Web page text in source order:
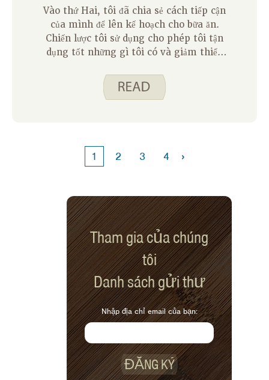
Vào thứ Hai, tôi đã chia sẻ cách tiếp cận
của mình để lên kế hoạch cho bữa ăn.
Chiến lược tôi sử dụng cho phép tôi tận
dụng tốt những gì tôi có và giảm thiểu
hóa. Tôi duy trì một danh sách những
gì tôi có trong tay và tôi sắp xếp nó
của danh sách. Tôi cũng tạo ra một số
chi tiết trong danh sách như tách rau
những món nào tôi nên ăn trước để
tránh lãng phí.
1 2 3 4 ›
Tham gia của chúng
tôi
Danh sách gửi thư
Nhập địa chỉ email của bạn:
ĐĂNG KÝ